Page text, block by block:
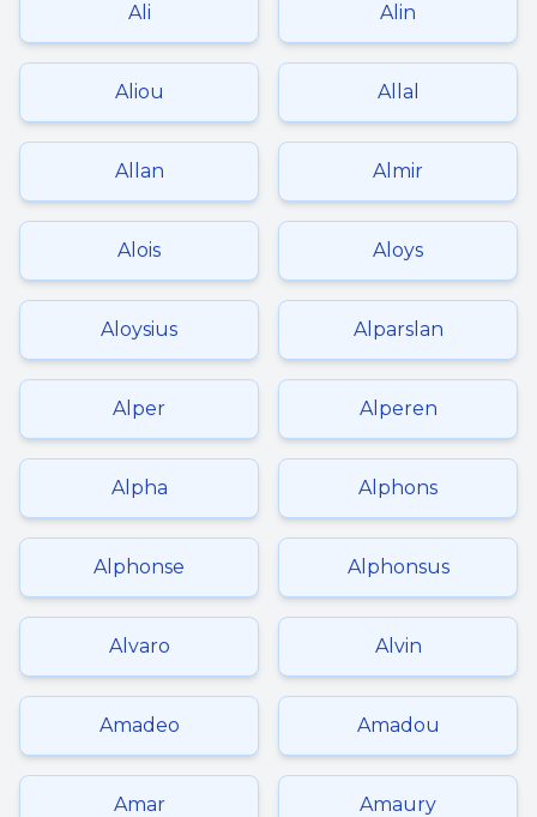
Ali Alin
Aliou Allal
Allan Almir
Alois Aloys
Aloysius Alparslan
Alper Alperen
Alpha Alphons
Alphonse Alphonsus
Alvaro Alvin
Amadeo Amadou
Amar Amaury